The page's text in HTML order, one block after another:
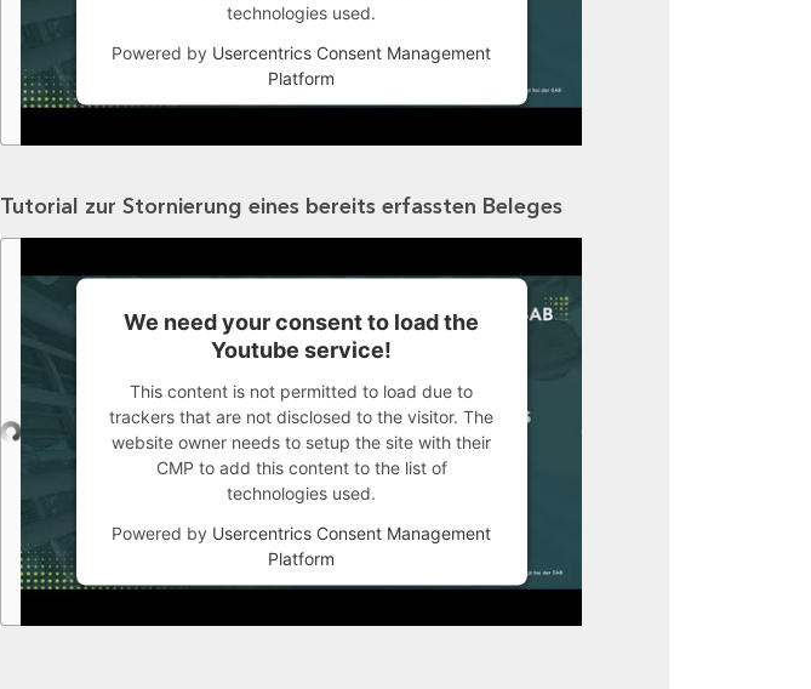
technologies used.
Powered by Usercentrics Consent Management
Platform
Tutorial zur Stornierung eines bereits erfassten Beleges
We need your consent to load the
Youtube service!
This content is not permitted to load due to
trackers that are not disclosed to the visitor. The
website owner needs to setup the site with their
CMP to add this content to the list of
technologies used.
Powered by Usercentrics Consent Management
Platform